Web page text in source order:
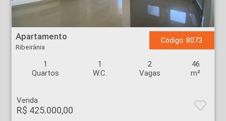
Apartamento
Ribeirânia
Código: 8073
1
Quartos
1
W.C.
2
Vagas
46
m²
Venda
R$ 425.000,00